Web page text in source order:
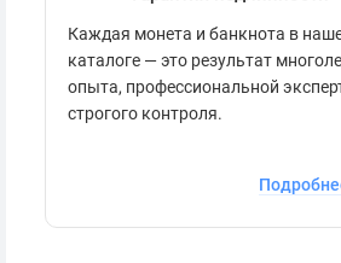
Каждая монета и банкнота в
каталоге — это результат
опыта, профессиональной
строгого контроля.